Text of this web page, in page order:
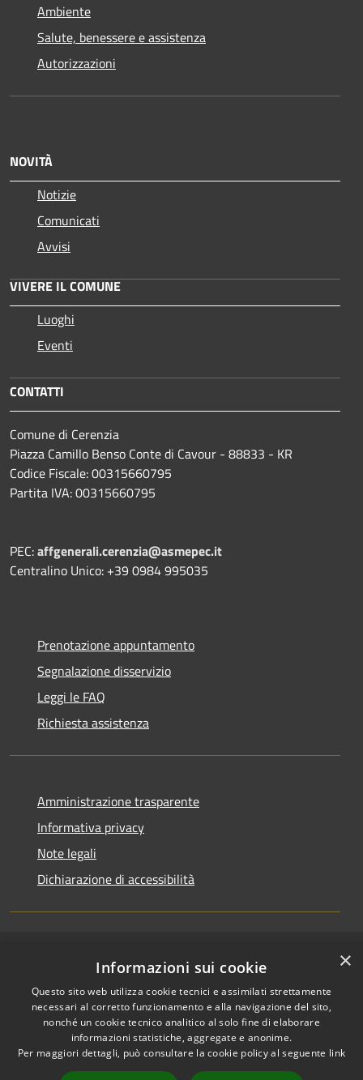
Ambiente
Salute, benessere e assistenza
Autorizzazioni
NOVITÀ
Notizie
Comunicati
Avvisi
VIVERE IL COMUNE
Luoghi
Eventi
CONTATTI
Comune di Cerenzia
Piazza Camillo Benso Conte di Cavour - 88833 - KR
Codice Fiscale: 00315660795
Partita IVA: 00315660795
PEC:affgenerali.cerenzia@asmepec.it
Centralino Unico: +39 0984 995035
Prenotazione appuntamento
Segnalazione disservizio
Leggi le FAQ
Richiesta assistenza
Amministrazione trasparente
Informativa privacy
Note legali
Dichiarazione di accessibilità
Privacy
Cookie
Mappa del sito
Area riservata Actalis
Copyright © 2026 • Comune di
Municipium•Accesso
redazione
×
Informazioni sui cookie
Questo sito web utilizza cookie tecnici e assimilati strettamente
necessari al corretto funzionamento e alla navigazione del sito,
nonché un cookie tecnico analitico al solo fine di elaborare
informazioni statistiche, aggregate e anonime.
Per maggiori dettagli, può consultare la cookie policy al seguente link